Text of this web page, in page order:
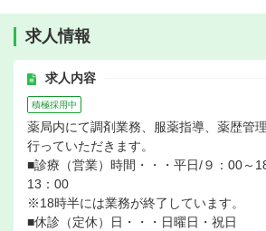
求人情報
求人内容
積極採用中
薬局内にて調剤業務、服薬指導、薬歴管
行っていただきます。
■診療（営業）時間・・・平日/９：00～
13：00
※18時半には業務が終了しています。
■休診（定休）日・・・日曜日・祝日